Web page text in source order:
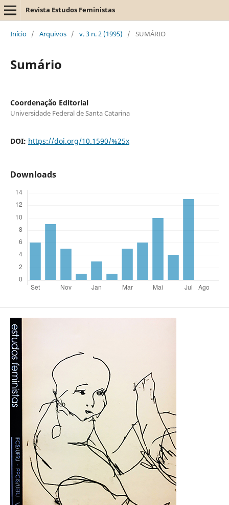
Revista Estudos Feministas
Início / Arquivos / v. 3 n. 2 (1995) / SUMÁRIO
Sumário
Coordenação Editorial
Universidade Federal de Santa Catarina
DOI: https://doi.org/10.1590/%25x
Downloads